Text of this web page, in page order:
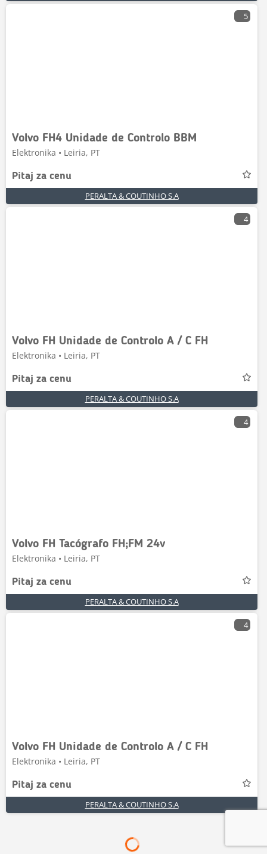
5
Volvo FH4 Unidade de Controlo BBM
Elektronika • Leiria, PT
Pitaj za cenu
PERALTA & COUTINHO S.A
4
Volvo FH Unidade de Controlo A / C FH
Elektronika • Leiria, PT
Pitaj za cenu
PERALTA & COUTINHO S.A
4
Volvo FH Tacógrafo FH;FM 24v
Elektronika • Leiria, PT
Pitaj za cenu
PERALTA & COUTINHO S.A
4
Volvo FH Unidade de Controlo A / C FH
Elektronika • Leiria, PT
Pitaj za cenu
PERALTA & COUTINHO S.A